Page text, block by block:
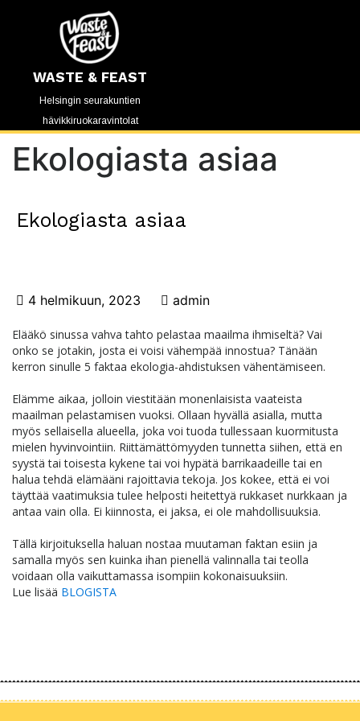
WASTE & FEAST
Helsingin seurakuntien
hävikkiruokaravintolat
Ekologiasta asiaa
Ekologiasta asiaa
4 helmikuun, 2023 admin
Elääkö sinussa vahva tahto pelastaa maailma ihmiseltä? Vai
onko se jotakin, josta ei voisi vähempää innostua? Tänään
kerron sinulle 5 faktaa ekologia-ahdistuksen vähentämiseen.
Elämme aikaa, jolloin viestitään monenlaisista vaateista
maailman pelastamisen vuoksi. Ollaan hyvällä asialla, mutta
myös sellaisella alueella, joka voi tuoda tullessaan kuormitusta
mielen hyvinvointiin. Riittämättömyyden tunnetta siihen, että en
syystä tai toisesta kykene tai voi hypätä barrikaadeille tai en
halua tehdä elämääni rajoittavia tekoja. Jos kokee, että ei voi
täyttää vaatimuksia tulee helposti heitettyä rukkaset nurkkaan ja
antaa vain olla. Ei kiinnosta, ei jaksa, ei ole mahdollisuuksia.
Tällä kirjoituksella haluan nostaa muutaman faktan esiin ja
samalla myös sen kuinka ihan pienellä valinnalla tai teolla
voidaan olla vaikuttamassa isompiin kokonaisuuksiin.
Lue lisää BLOGISTA